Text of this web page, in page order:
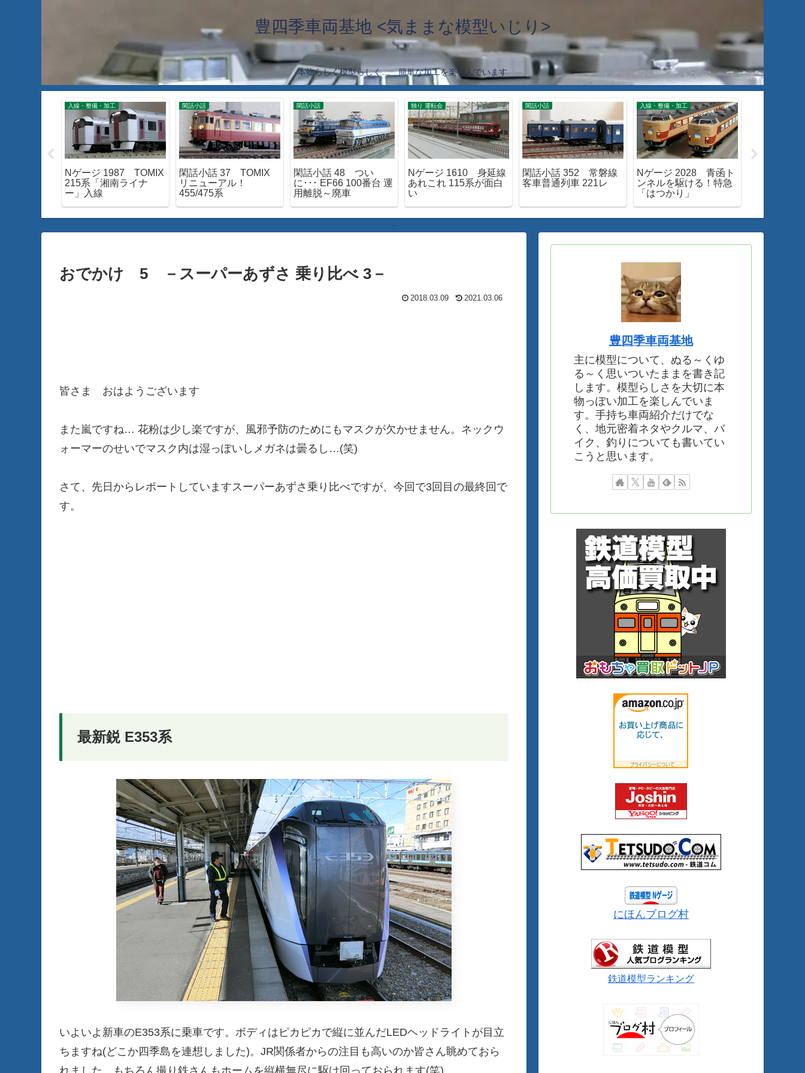
豊四季車両基地 <気ままな模型いじり>
本物らしく模型らしく… 簡単な加工を楽しんでいます
入線・整備・加工
Nゲージ 1987 TOMIX
215系「湘南ライナ
ー」入線
閑話小話
閑話小話 37 TOMIX
リニューアル！
455/475系
閑話小話
閑話小話 48 つい
に･･･ EF66 100番台 運
用離脱～廃車
独り 運転会
Nゲージ 1610 身延線
あれこれ 115系が面白
い
閑話小話
閑話小話 352 常磐線
客車普通列車 221レ
入線・整備・加工
Nゲージ 2028 青函ト
ンネルを駆ける！特急
「はつかり」
おでかけ 5 －スーパーあずさ 乗り比べ 3－
2018.03.09 2021.03.06
皆さま おはようございます
また嵐ですね… 花粉は少し楽ですが、風邪予防のためにもマスクが欠かせません。ネックウ
ォーマーのせいでマスク内は湿っぽいしメガネは曇るし…(笑)
さて、先日からレポートしていますスーパーあずさ乗り比べですが、今回で3回目の最終回で
す。
最新鋭 E353系
いよいよ新車のE353系に乗車です。ボディはピカピカで縦に並んだLEDヘッドライトが目立
ちますね(どこか四季島を連想しました)。JR関係者からの注目も高いのか皆さん眺めておら
れました。もちろん撮り鉄さんもホームを縦横無尽に駆け回っておられます(笑)
豊四季車両基地
主に模型について、ぬる～くゆ
る～く思いついたままを書き記
します。模型らしさを大切に本
物っぽい加工を楽しんでいま
す。手持ち車両紹介だけでな
く、地元密着ネタやクルマ、バ
イク、釣りについても書いてい
こうと思います。
にほんブログ村
鉄道模型ランキング